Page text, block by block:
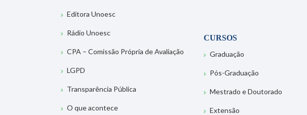
Editora Unoesc
Rádio Unoesc
CPA – Comissão Própria de Avaliação
LGPD
Transparência Pública
O que acontece
CURSOS
Graduação
Pós-Graduação
Mestrado e Doutorado
Extensão